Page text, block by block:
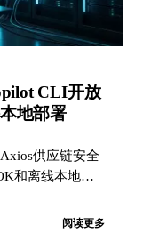
CLI开放
地部署
供应链安全
和离线本地模
阅读更多